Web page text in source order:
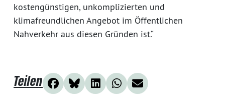
kostengünstigen, unkomplizierten und
klimafreundlichen Angebot im Öffentlichen
Nahverkehr aus diesen Gründen ist.“
Teilen